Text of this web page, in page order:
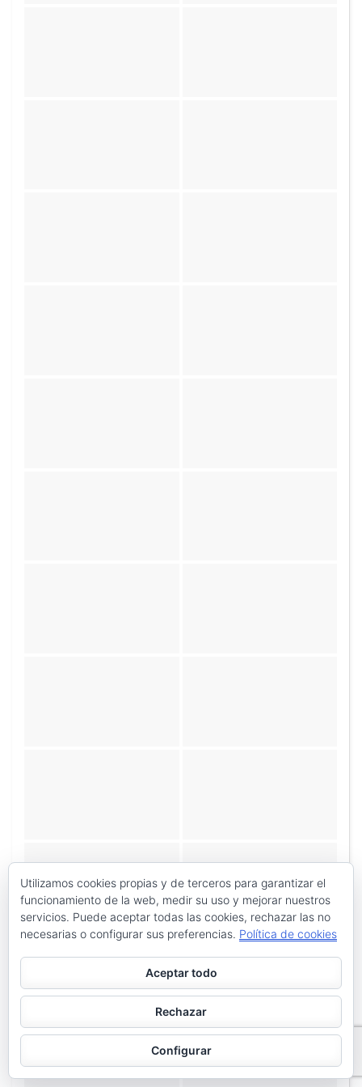
Utilizamos cookies propias y de terceros para garantizar el
funcionamiento de la web, medir su uso y mejorar nuestros
servicios. Puede aceptar todas las cookies, rechazar las no
necesarias o configurar sus preferencias. Política de cookies
Aceptar todo
Rechazar
Configurar